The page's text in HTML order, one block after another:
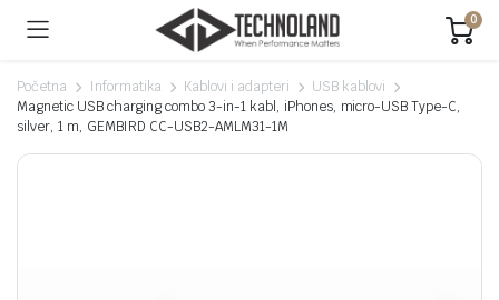
0
Početna Informatika Kablovi i adapteri
USB kablovi
Magnetic USB charging combo 3-in-1 kabl, iPhones, micro-USB Type-C,
silver, 1 m, GEMBIRD CC-USB2-AMLM31-1M